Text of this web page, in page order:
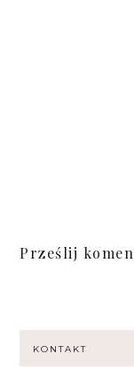
Prześlij
KONTAKT